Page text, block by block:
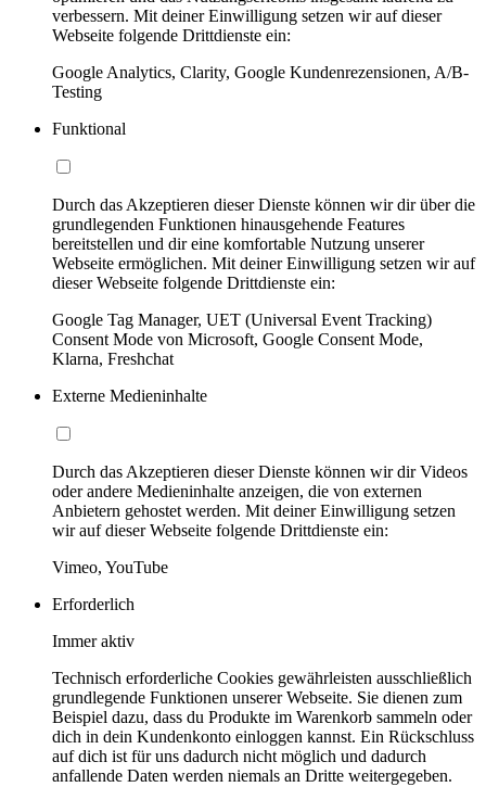
verbessern. Mit deiner Einwilligung setzen wir auf dieser
Webseite folgende Drittdienste ein:
Google Analytics, Clarity, Google Kundenrezensionen, A/B-
Testing
Funktional
Durch das Akzeptieren dieser Dienste können wir dir über die
grundlegenden Funktionen hinausgehende Features
bereitstellen und dir eine komfortable Nutzung unserer
Webseite ermöglichen. Mit deiner Einwilligung setzen wir auf
dieser Webseite folgende Drittdienste ein:
Google Tag Manager, UET (Universal Event Tracking)
Consent Mode von Microsoft, Google Consent Mode,
Klarna, Freshchat
Externe Medieninhalte
Durch das Akzeptieren dieser Dienste können wir dir Videos
oder andere Medieninhalte anzeigen, die von externen
Anbietern gehostet werden. Mit deiner Einwilligung setzen
wir auf dieser Webseite folgende Drittdienste ein:
Vimeo, YouTube
Erforderlich
Immer aktiv
Technisch erforderliche Cookies gewährleisten ausschließlich
grundlegende Funktionen unserer Webseite. Sie dienen zum
Beispiel dazu, dass du Produkte im Warenkorb sammeln oder
dich in dein Kundenkonto einloggen kannst. Ein Rückschluss
auf dich ist für uns dadurch nicht möglich und dadurch
anfallende Daten werden niemals an Dritte weitergegeben.